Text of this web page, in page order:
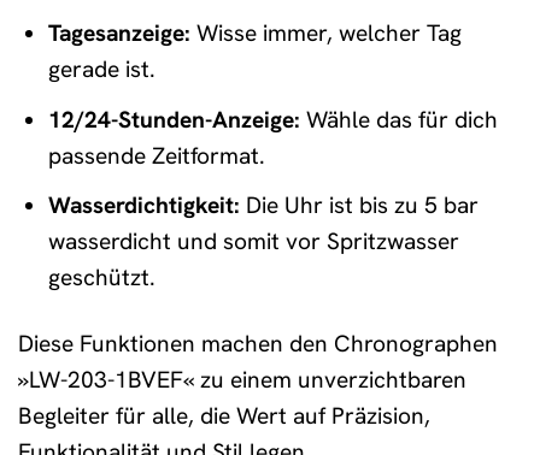
Tagesanzeige: Wisse immer, welcher Tag
gerade ist.
12/24-Stunden-Anzeige: Wähle das für dich
passende Zeitformat.
Wasserdichtigkeit: Die Uhr ist bis zu 5 bar
wasserdicht und somit vor Spritzwasser
geschützt.
Diese Funktionen machen den Chronographen
»LW-203-1BVEF« zu einem unverzichtbaren
Begleiter für alle, die Wert auf Präzision,